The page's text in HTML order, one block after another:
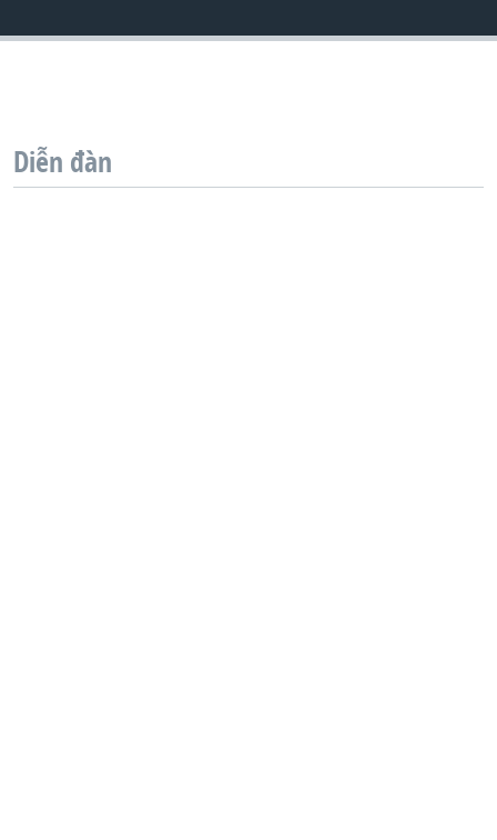
Diễn đàn